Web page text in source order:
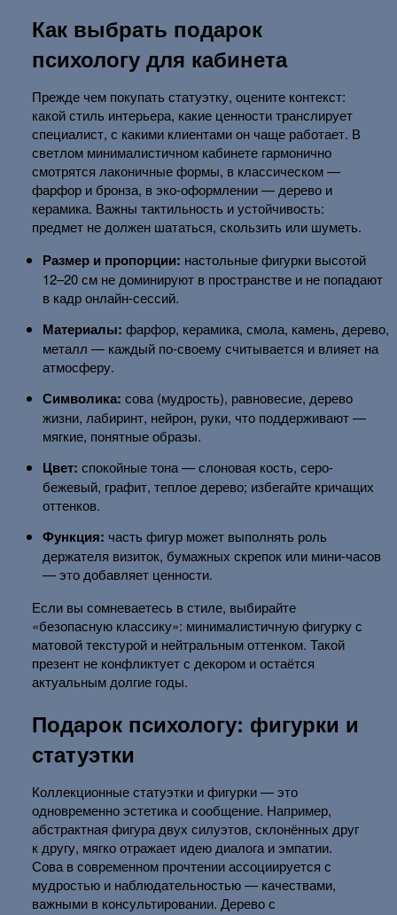
Как выбрать подарок
психологу для кабинета
Прежде чем покупать статуэтку, оцените контекст:
какой стиль интерьера, какие ценности транслирует
специалист, с какими клиентами он чаще работает. В
светлом минималистичном кабинете гармонично
смотрятся лаконичные формы, в классическом —
фарфор и бронза, в эко-оформлении — дерево и
керамика. Важны тактильность и устойчивость:
предмет не должен шататься, скользить или шуметь.
Размер и пропорции: настольные фигурки высотой
12–20 см не доминируют в пространстве и не попадают
в кадр онлайн-сессий.
Материалы: фарфор, керамика, смола, камень, дерево,
металл — каждый по-своему считывается и влияет на
атмосферу.
Символика: сова (мудрость), равновесие, дерево
жизни, лабиринт, нейрон, руки, что поддерживают —
мягкие, понятные образы.
Цвет: спокойные тона — слоновая кость, серо-
бежевый, графит, теплое дерево; избегайте кричащих
оттенков.
Функция: часть фигур может выполнять роль
держателя визиток, бумажных скрепок или мини-часов
— это добавляет ценности.
Если вы сомневаетесь в стиле, выбирайте
«безопасную классику»: минималистичную фигурку с
матовой текстурой и нейтральным оттенком. Такой
презент не конфликтует с декором и остаётся
актуальным долгие годы.
Подарок психологу: фигурки и
статуэтки
Коллекционные статуэтки и фигурки — это
одновременно эстетика и сообщение. Например,
абстрактная фигура двух силуэтов, склонённых друг
к другу, мягко отражает идею диалога и эмпатии.
Сова в современном прочтении ассоциируется с
мудростью и наблюдательностью — качествами,
важными в консультировании. Дерево с